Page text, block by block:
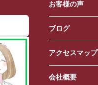
お客様の声
ブログ
アクセスマップ
会社概要